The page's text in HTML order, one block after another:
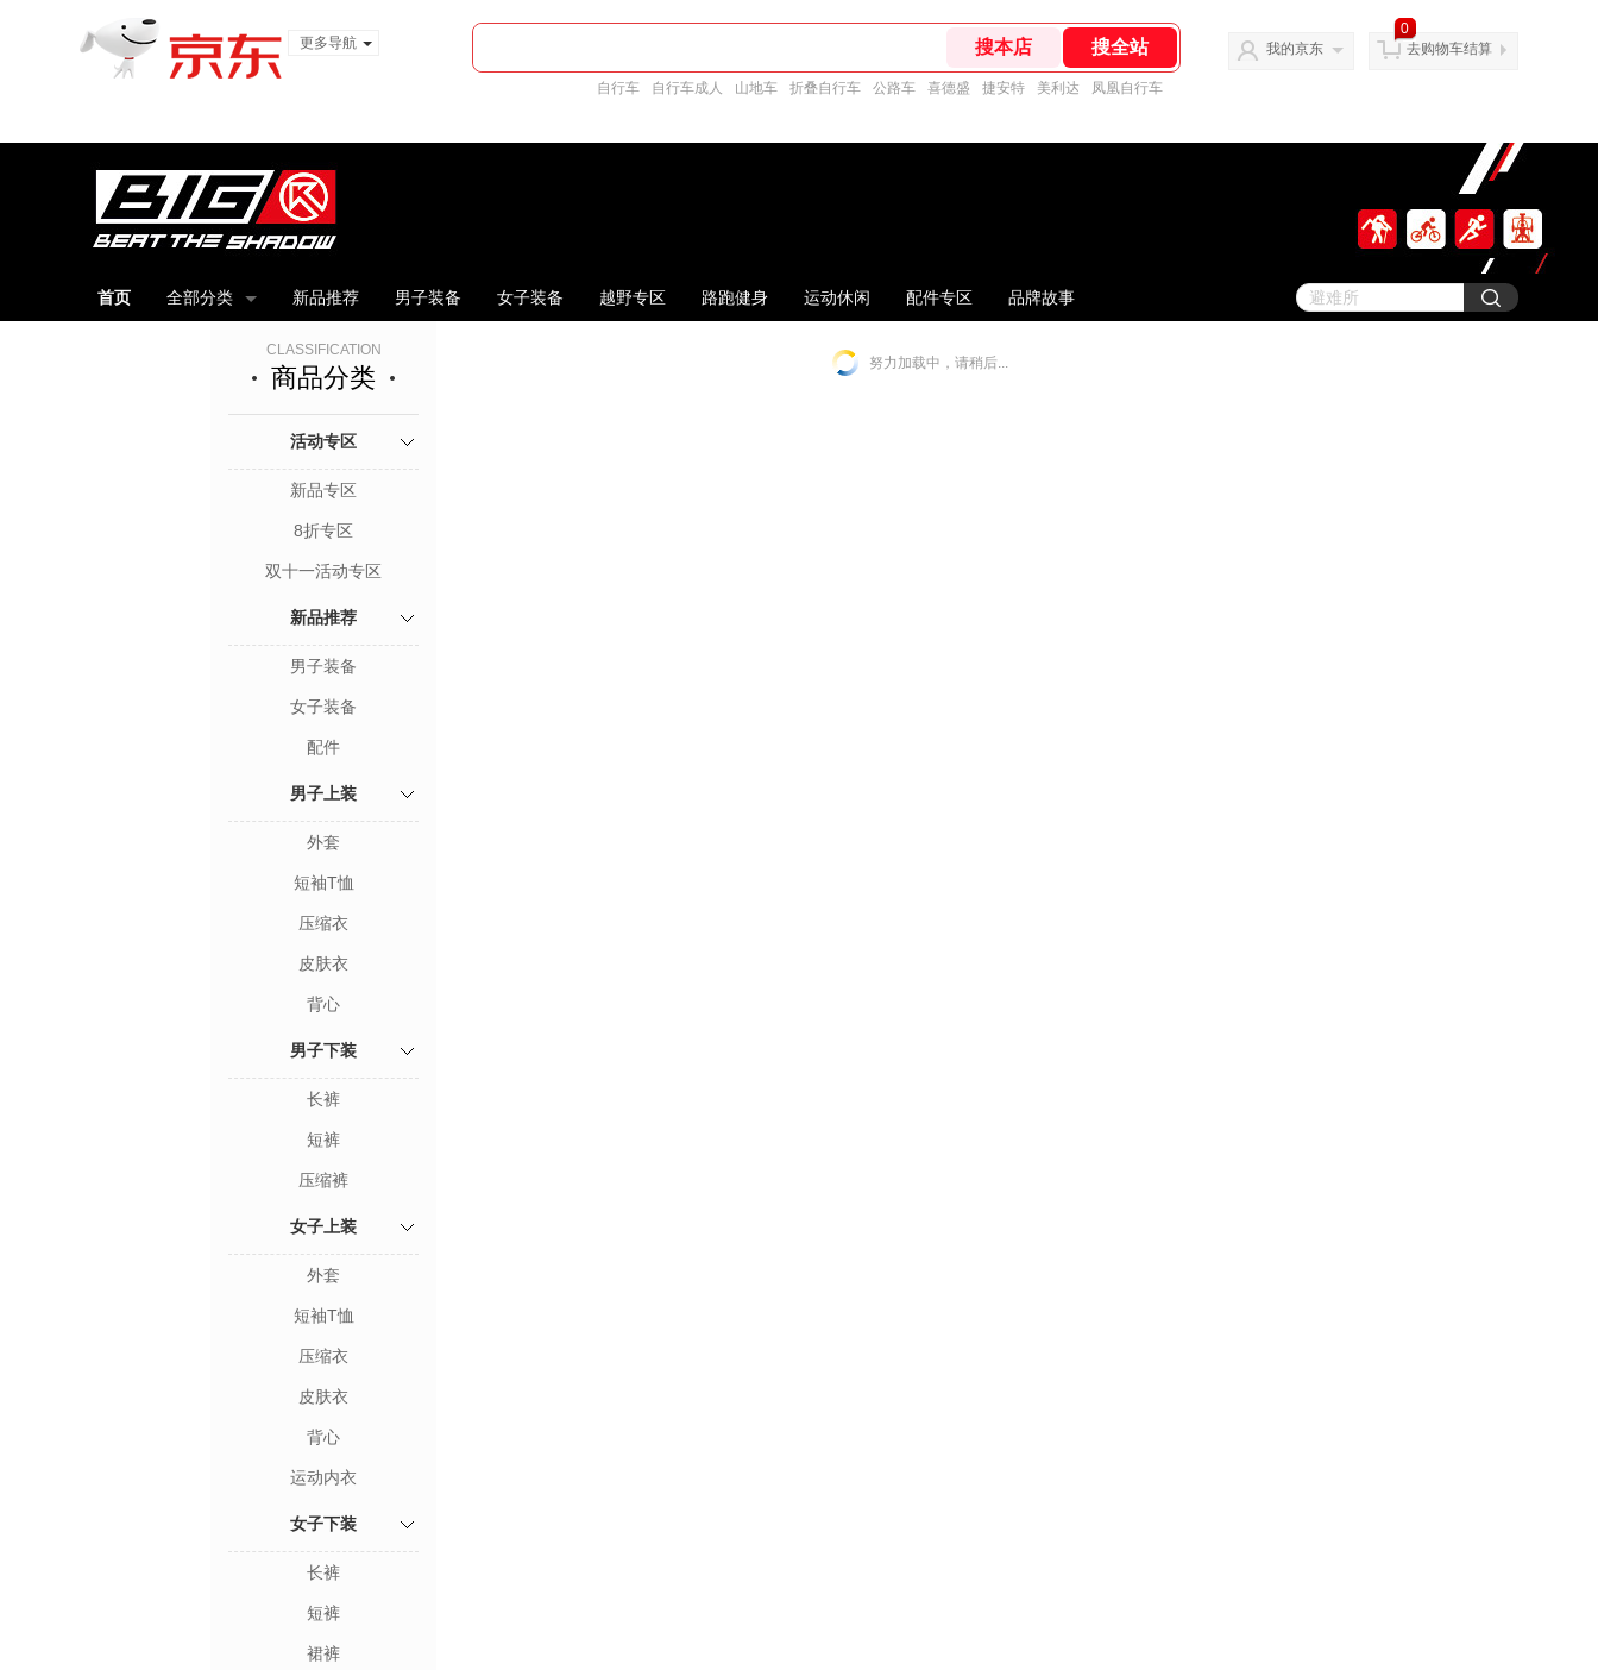
更多导航
自行车 自行车成人 山地车 折叠自行车 公路车 喜德盛 捷安特 美利达 凤凰自行车
我的京东
0
去购物车结算
首页 全部分类 新品推荐 男子装备 女子装备 越野专区 路跑健身 运动休闲 配件专区 品牌故事
CLASSIFICATION
商品分类
活动专区
新品专区
8折专区
双十一活动专区
新品推荐
男子装备
女子装备
配件
男子上装
外套
短袖T恤
压缩衣
皮肤衣
背心
男子下装
长裤
短裤
压缩裤
女子上装
外套
短袖T恤
压缩衣
皮肤衣
背心
运动内衣
女子下装
长裤
短裤
裙裤
努力加载中，请稍后...